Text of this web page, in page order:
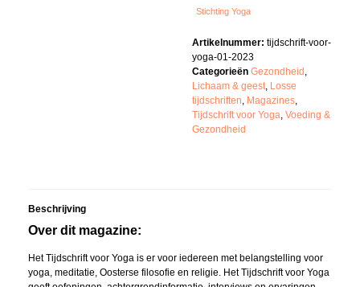
Stichting Yoga
Artikelnummer: tijdschrift-voor-
yoga-01-2023
Categorieën Gezondheid ,
Lichaam & geest, Losse
tijdschriften, Magazines,
Tijdschrift voor Yoga, Voeding &
Gezondheid
Beschrijving
Over dit magazine:
Het Tijdschrift voor Yoga is er voor iedereen met belangstelling voor
yoga, meditatie, Oosterse filosofie en religie. Het Tijdschrift voor Yoga